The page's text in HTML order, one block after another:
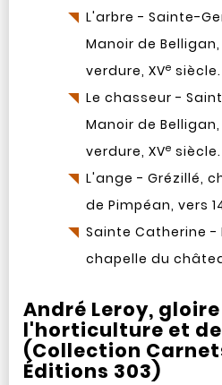
L'arbre - Sainte-
Manoir de
verdure, XVe siècle.
Le chasseur -
Manoir de
verdure, XVe siècle.
L'ange - Grézillé,
de Pimpéan, vers
Sainte Catherine -
chapelle du
André Leroy,
l'horticulture et
(Collection
Éditions 303)